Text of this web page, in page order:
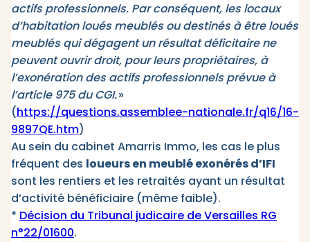
actifs professionnels. Par conséquent, les locaux
d’habitation loués meublés ou destinés à être loués
meublés qui dégagent un résultat déficitaire ne
peuvent ouvrir droit, pour leurs propriétaires, à
l’exonération des actifs professionnels prévue à
l’article 975 du CGI.»
(https://questions.assemblee-nationale.fr/q16/16-
9897QE.htm)
Au sein du cabinet Amarris Immo, les cas le plus
fréquent des loueurs en meublé exonérés d’IFI
sont les rentiers et les retraités ayant un résultat
d’activité bénéficiaire (même faible).
* Décision du Tribunal judicaire de Versailles RG
n°22/01600.